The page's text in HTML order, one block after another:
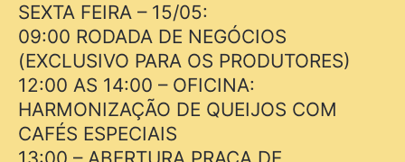
SEXTA FEIRA – 15/05:
09:00 RODADA DE NEGÓCIOS
(EXCLUSIVO PARA OS PRODUTORES)
12:00 AS 14:00 – OFICINA:
HARMONIZAÇÃO DE QUEIJOS COM
CAFÉS ESPECIAIS